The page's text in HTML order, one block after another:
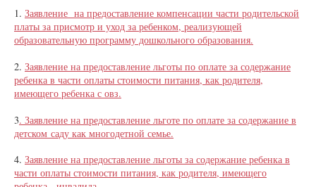
1. Заявление на предоставление компенсации части родительской
платы за присмотр и уход за ребенком, реализующей
образовательную программу дошкольного образования.
2. Заявление на предоставление льготы по оплате за содержание
ребенка в части оплаты стоимости питания, как родителя,
имеющего ребенка с овз.
3. Заявление на предоставление льготе по оплате за содержание в
детском саду как многодетной семье.
4. Заявление на предоставление льготы за содержание ребенка в
части оплаты стоимости питания, как родителя, имеющего